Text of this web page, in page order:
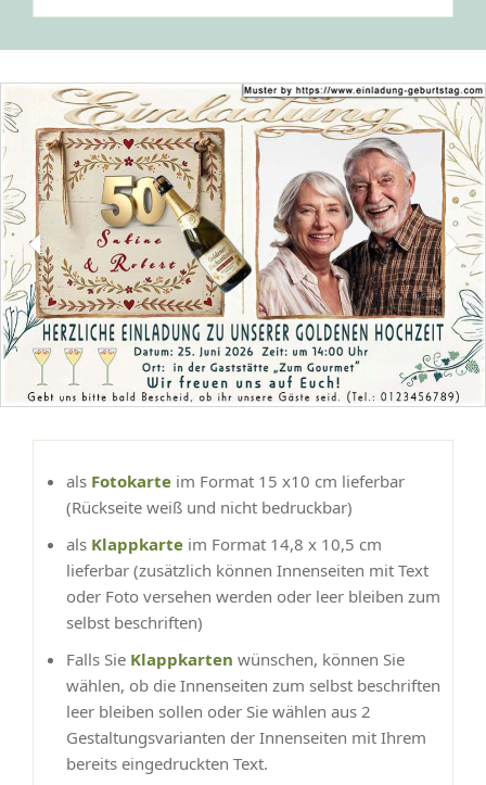
als Fotokarte im Format 15 x10 cm lieferbar
(Rückseite weiß und nicht bedruckbar)
als Klappkarte im Format 14,8 x 10,5 cm
lieferbar (zusätzlich können Innenseiten mit Text
oder Foto versehen werden oder leer bleiben zum
selbst beschriften)
Falls Sie Klappkarten wünschen, können Sie
wählen, ob die Innenseiten zum selbst beschriften
leer bleiben sollen oder Sie wählen aus 2
Gestaltungsvarianten der Innenseiten mit Ihrem
bereits eingedruckten Text.